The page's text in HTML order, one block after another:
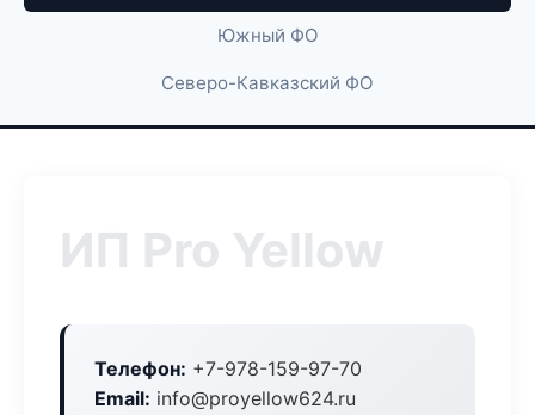
Южный ФО
Северо-Кавказский ФО
ИП Pro Yellow
Телефон: +7-978-159-97-70
Email: info@proyellow624.ru